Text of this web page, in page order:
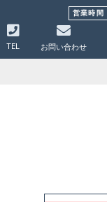
営業時間
TEL お問い合わせ